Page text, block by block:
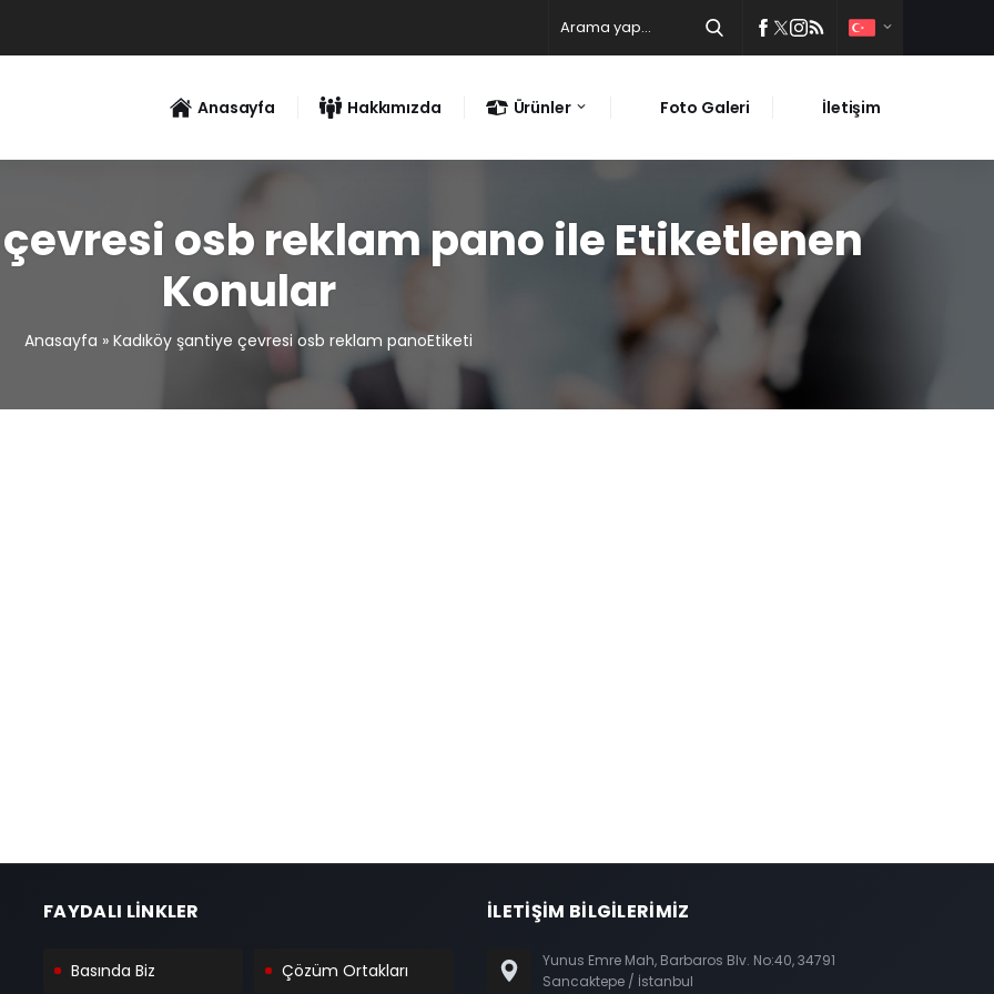
Anasayfa Hakkımızda Ürünler Foto Galeri İletişim
osb reklam pano ile Etiketlenen
Konular
Anasayfa » Kadıköy şantiye çevresi osb reklam panoEtiketi
FAYDALI LİNKLER
Basında Biz Çözüm Ortakları
İLETİŞİM BİLGİLERİMİZ
Yunus Emre Mah, Barbaros Blv. No:40, 34791
Sancaktepe / İstanbul